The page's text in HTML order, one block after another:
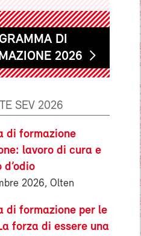
DI
2026
SEV 2026
di formazione
lavoro di cura e
2026, Olten
di formazione per le
forza di essere una